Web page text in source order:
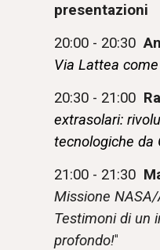
presentazioni
20:00 - 20:30
Via Lattea
20:30 - 21:00
extrasolari:
tecnologiche da
21:00 - 21:30
Missione NASA/
Testimoni di un
profondo!"